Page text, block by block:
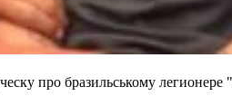
про бразильському легионере